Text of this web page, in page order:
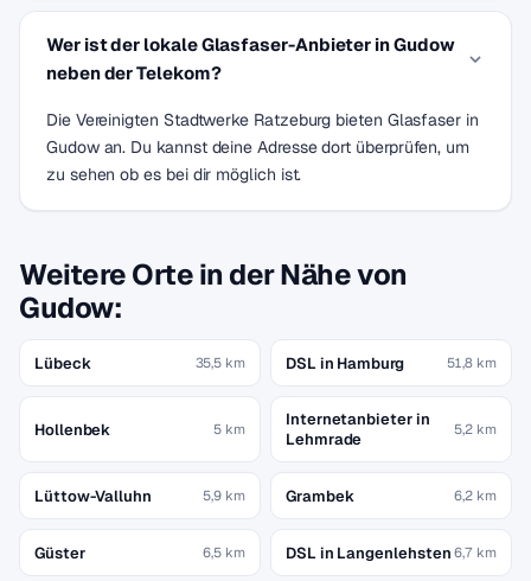
Wer ist der lokale Glasfaser-Anbieter in Gudow
neben der Telekom?
Die Vereinigten Stadtwerke Ratzeburg bieten Glasfaser in
Gudow an. Du kannst deine Adresse dort überprüfen, um
zu sehen ob es bei dir möglich ist.
Weitere Orte in der Nähe von
Gudow:
Lübeck 35,5 km DSL in Hamburg 51,8 km
Hollenbek 5 km
Internetanbieter in
Lehmrade
5,2 km
Lüttow-Valluhn 5,9 km Grambek 6,2 km
Güster 6,5 km DSL in Langenlehsten 6,7 km